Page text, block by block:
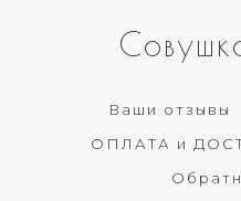
Ваши отзывы
ОПЛАТА и